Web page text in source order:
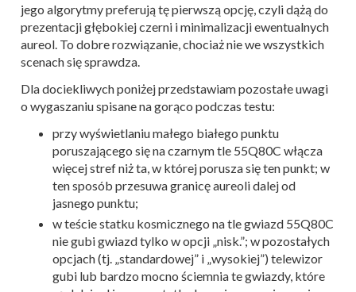
jego algorytmy preferują tę pierwszą opcję, czyli dążą do
prezentacji głębokiej czerni i minimalizacji ewentualnych
aureol. To dobre rozwiązanie, chociaż nie we wszystkich
scenach się sprawdza.
Dla dociekliwych poniżej przedstawiam pozostałe uwagi
o wygaszaniu spisane na gorąco podczas testu:
przy wyświetlaniu małego białego punktu
poruszającego się na czarnym tle 55Q80C włącza
więcej stref niż ta, w której porusza się ten punkt; w
ten sposób przesuwa granicę aureoli dalej od
jasnego punktu;
w teście statku kosmicznego na tle gwiazd 55Q80C
nie gubi gwiazd tylko w opcji „nisk.”; w pozostałych
opcjach (tj. „standardowej” i „wysokiej”) telewizor
gubi lub bardzo mocno ściemnia te gwiazdy, które